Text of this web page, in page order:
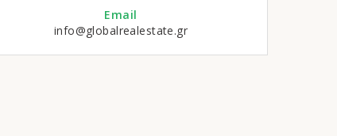
Email
info@globalrealestate.gr